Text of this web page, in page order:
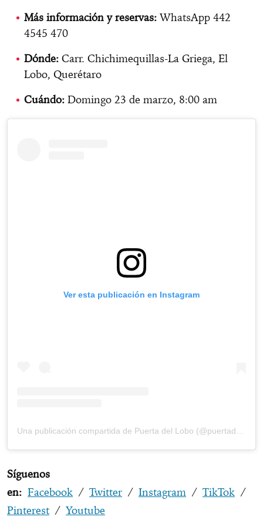
Más información y reservas: WhatsApp 442
4545 470
Dónde: Carr. Chichimequillas-La Griega, El
Lobo, Querétaro
Cuándo: Domingo 23 de marzo, 8:00 am
Ver esta publicación en Instagram
Una publicación compartida de Puerta del Lobo (@puertadellobo)
Síguenos
en: Facebook / Twitter / Instagram / TikTok /
Pinterest / Youtube